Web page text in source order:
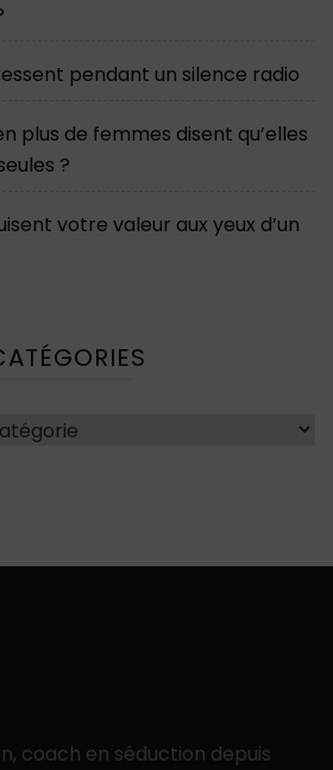
pendant un silence radio
plus de femmes disent qu’elles
?
votre valeur aux yeux d’un
coach en séduction depuis